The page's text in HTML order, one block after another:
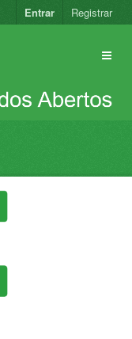
Entrar Registrar